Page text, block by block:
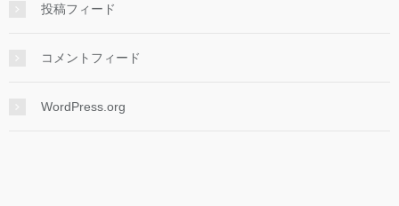
投稿フィード
コメントフィード
WordPress.org